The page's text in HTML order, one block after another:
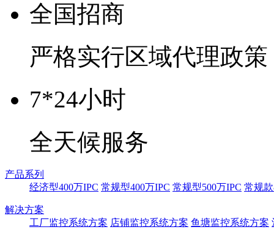
全国招商
严格实行区域代理政策
7*24小时
全天候服务
产品系列
经济型400万IPC 常规型400万IPC 常规型500万IPC 常规
解决方案
工厂监控系统方案 店铺监控系统方案 鱼塘监控系统方案